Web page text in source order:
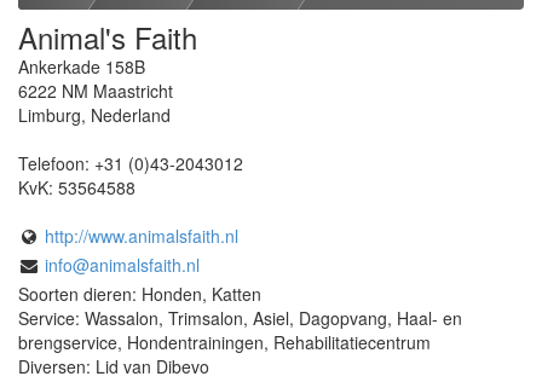
Animal's Faith
Ankerkade 158B
6222 NM Maastricht
Limburg, Nederland
Telefoon: +31 (0)43-2043012
KvK: 53564588
http://www.animalsfaith.nl
info@animalsfaith.nl
Soorten dieren: Honden, Katten
Service: Wassalon, Trimsalon, Asiel, Dagopvang, Haal- en
brengservice, Hondentrainingen, Rehabilitatiecentrum
Diversen: Lid van Dibevo